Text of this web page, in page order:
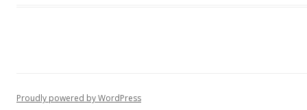
Proudly powered by WordPress